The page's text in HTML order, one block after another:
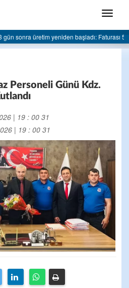
Menü
İlçe Başkanlığı’ndan belediyeye sert
Personeli Günü Kdz.
| 19 : 00 31
| 19 : 00 31